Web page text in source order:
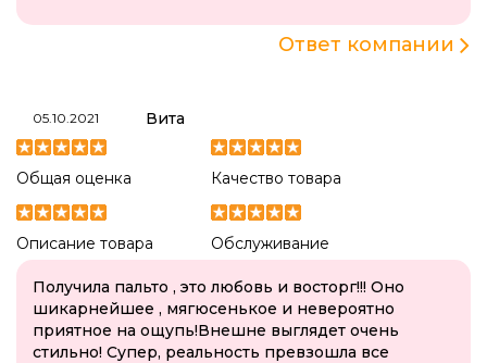
Ответ компании
05.10.2021 Вита
Общая оценка Качество товара
Описание товара Обслуживание
Получила пальто , это любовь и восторг!!! Оно
шикарнейшее , мягюсенькое и невероятно
приятное на ощупь!Внешне выглядет очень
стильно! Супер, реальность превзошла все